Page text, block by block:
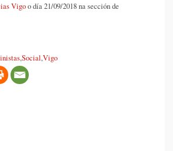
Vigoo día 21/09/2018 na sección de
,Social,Vigo